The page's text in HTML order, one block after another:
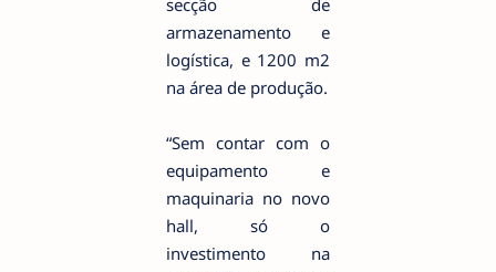
armazenamento e
logística, e 1200 m2
na área de produção.
“Sem contar com o
equipamento e
maquinaria no novo
hall, só o
investimento na